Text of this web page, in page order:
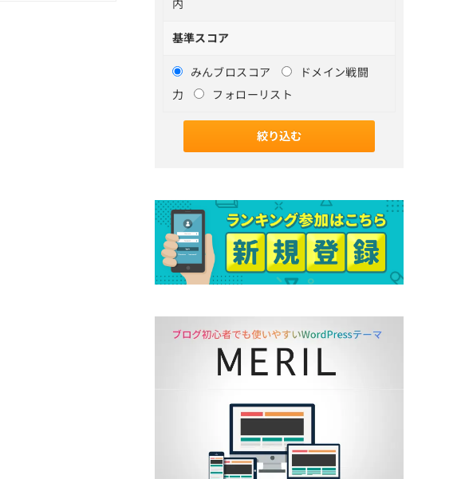
内
基準スコア
みんブロスコア
ドメイン戦闘
力
フォローリスト